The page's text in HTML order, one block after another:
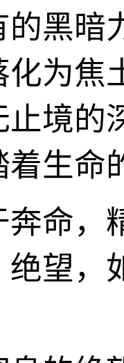
的黑暗
化为
境的
着生命
命，
绝望，